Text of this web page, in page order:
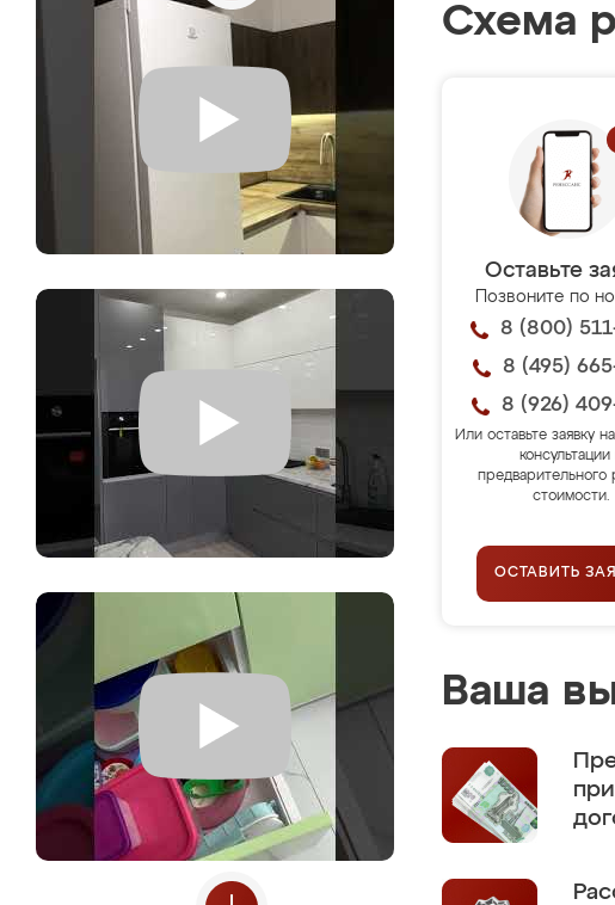
Схема
Оставьте
Позвоните по
8 (800)
8 (495)
8 (926)
Или оставьте заявку
консультации
предварительного
стоимости.
ОСТАВИТЬ
Ваша